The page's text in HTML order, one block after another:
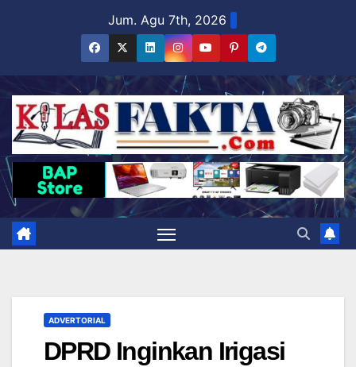
Jum. Agu 7th, 2026
ADVERTORIAL
DPRD Inginkan Irigasi